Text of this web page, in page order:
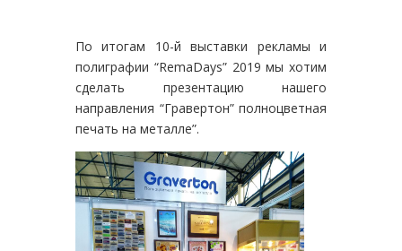
По итогам 10-й выставки рекламы и
полиграфии “RemaDays” 2019 мы хотим
сделать презентацию нашего
направления “Гравертон” полноцветная
печать на металле”.